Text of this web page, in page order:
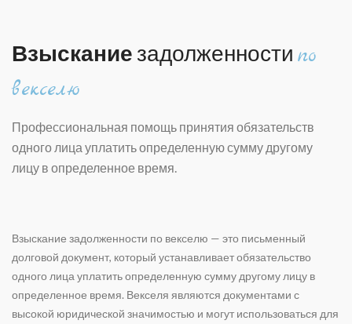
Взыскание задолженности по
векселю
Профессиональная помощь принятия обязательств
одного лица уплатить определенную сумму другому
лицу в определенное время.
Взыскание задолженности по векселю — это письменный
долговой документ, который устанавливает обязательство
одного лица уплатить определенную сумму другому лицу в
определенное время. Векселя являются документами с
высокой юридической значимостью и могут использоваться для